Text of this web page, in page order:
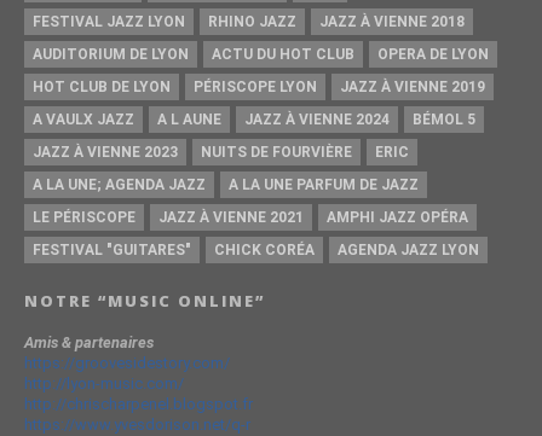
FESTIVAL JAZZ LYON
RHINO JAZZ
JAZZ À VIENNE 2018
AUDITORIUM DE LYON
ACTU DU HOT CLUB
OPERA DE LYON
HOT CLUB DE LYON
PÉRISCOPE LYON
JAZZ À VIENNE 2019
A VAULX JAZZ
A L AUNE JAZZ À VIENNE 2024
BÉMOL 5
JAZZ À VIENNE 2023
NUITS DE FOURVIÈRE
ERIC
A LA UNE; AGENDA JAZZ
A LA UNE PARFUM DE JAZZ
LE PÉRISCOPE
JAZZ À VIENNE 2021
AMPHI JAZZ OPÉRA
FESTIVAL "GUITARES"
CHICK CORÉA AGENDA JAZZ LYON
NOTRE “MUSIC ONLINE”
Amis & partenaires
https://groovesidestory.com/
http://lyon-music.com/
http://chrischarpenel.blogspot.fr
https://www.yvesdorison.net/q-r